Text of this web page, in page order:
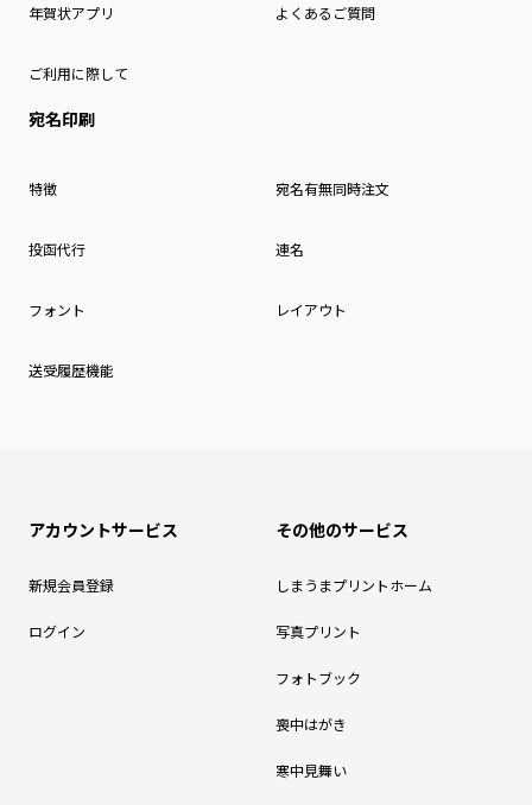
年賀状アプリ よくあるご質問
ご利用に際して
宛名印刷
特徴 宛名有無同時注文
投函代行 連名
フォント レイアウト
送受履歴機能
アカウントサービス
新規会員登録
ログイン
その他のサービス
しまうまプリントホーム
写真プリント
フォトブック
喪中はがき
寒中見舞い